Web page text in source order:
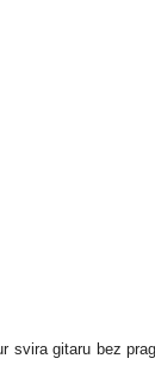
svira gitaru bez